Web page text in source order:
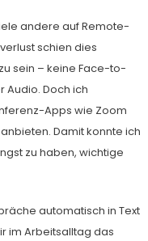
andere auf Remote-
schien dies
sein – keine Face-to-
Audio. Doch ich
Apps wie Zoom
Damit konnte ich
zu haben, wichtige
automatisch in Text
im Arbeitsalltag das